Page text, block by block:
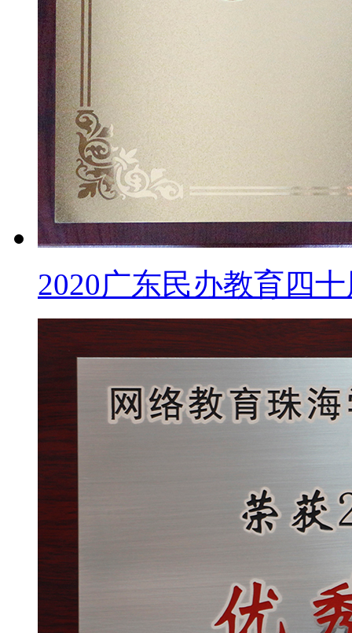
2020广东民办教育四